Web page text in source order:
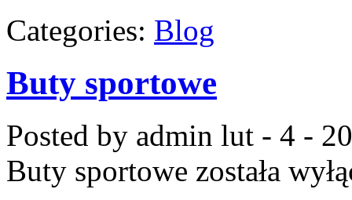
Categories: Blog
Buty sportowe
Posted by admin lut - 4 -
Buty sportowe została